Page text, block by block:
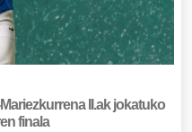
II.ak jokatuko
finala